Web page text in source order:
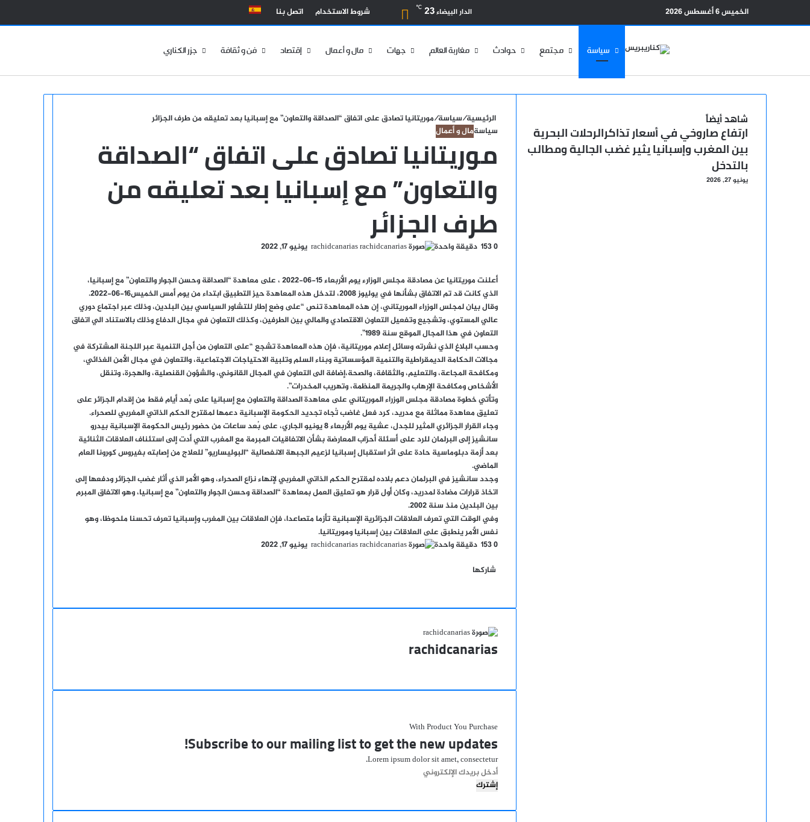
الخميس 6 أغسطس 2026 الدار البيضاء23
℃ بحث عن
شروط الاستخدام اتصل بنا
سياسة مجتمع حوادث مغاربة العالم جهات مال و أعمال إقتصاد فن و ثقافة جزر الكناري
الرئيسية/سياسة/موريتانيا تصادق على اتفاق “الصداقة والتعاون” مع إسبانيا بعد تعليقه من طرف الجزائر
سياسةمال و أعمال
موريتانيا تصادق على اتفاق “الصداقة
والتعاون” مع إسبانيا بعد تعليقه من
طرف الجزائر
rachidcanarias أرسل
يونيو 17, 2022 0
دقيقة واحدة
أعلنت موريتانيا عن مصادقة مجلس الوزارء يوم الأربعاء 15-06-2022 ، على معاهدة “الصداقة وحسن الجوار والتعاون” مع إسبانيا،
الذي كانت قد تم الاتفاق بشأنها في يوليوز 2008، لتدخل هذه المعاهدة حيز التطبيق ابتداء من يوم أمس الخميس16-06-2022.
وقال بيان لمجلس الوزراء الموريتاني، إن هذه المعاهدة تنص “على وضع إطار للتشاور السياسي بين البلدين، وذلك عبر اجتماع دوري
عالي المستوي، وتشجيع وتفعيل التعاون الاقتصادي والمالي بين الطرفين، وكذلك التعاون في مجال الدفاع وذلك بالاستناد الي اتفاق
التعاون في هذا المجال الموقع سنة 1989”.
وحسب البلاغ الذي نشرته وسائل إعلام موريتانية، فإن هذه المعاهدة تشجع “على التعاون من أجل التنمية عبر اللجنة المشتركة في
مجالات الحكامة الديمقراطية والتنمية المؤسساتية وبناء السلم وتلبية الاحتياجات الاجتماعية، والتعاون في مجال الأمن الغذائي،
ومكافحة المجاعة، والتعليم، والثقافة، والصحة،إضافة الى التعاون في المجال القانوني، والشؤون القنصلية، والهجرة، وتنقل
الأشخاص ومكافحة الإرهاب والجريمة المنظمة، وتهريب المخدرات”.
وتأتي خطوة مصادقة مجلس الوزراء الموريتاني على معاهدة الصداقة والتعاون مع إسبانيا على بُعد أيام فقط من إقدام الجزائر على
تعليق معاهدة مماثلة مع مدريد، كرد فعل غاضب تُجاه تجديد الحكومة الإسبانية دعمها لمقترح الحكم الذاتي المغربي للصحراء.
وجاء القرار الجزائري المثير للجدل، عشية يوم الأربعاء 8 يونيو الجاري، على بُعد ساعات من حضور رئيس الحكومة الإسبانية بيدرو
سانشيز إلى البرلمان للرد على أسئلة أحزاب المعارضة بشأن الاتفاقيات المبرمة مع المغرب التي أدت إلى استئناف العلاقات الثنائية
بعد أزمة دبلوماسية حادة على اثر استقبال إسبانيا لزعيم الجبهة الانفصالية “البوليساريو” للعلاج من إصابته بفيروس كورونا العام
الماضي.
وجدد سانشيز في البرلمان دعم بلاده لمقترح الحكم الذاتي المغربي لإنهاء نزاع الصحراء، وهو الأمر الذي أثار غضب الجزائر ودفعها إلى
اتخاذ قرارات مضادة لمدريد، وكان أول قرار هو تعليق العمل بمعاهدة “الصداقة وحسن الجوار والتعاون” مع إسبانيا، وهو الاتفاق المبرم
بين البلدين منذ سنة 2002.
وفي الوقت التي تعرف العلاقات الجزائرية الإسبانية تأزما متصاعدا، فإن العلاقات بين المغرب وإسبانيا تعرف تحسنا ملحوظا، وهو
نفس الأمر ينطبق على العلاقات بين إسبانيا وموريتانيا.
rachidcanarias أرسل
يونيو 17, 2022 0
دقيقة واحدة
شاركها
البريد
rachidcanarias
With Product You Purchase
Subscribe to our mailing list to get the new updates!
Lorem ipsum dolor sit amet, consectetur.
أدخل
بريدك
شاهد أيضاً
إغلاق
ارتفاع صاروخي في أسعار تذاكرالرحلات البحرية
بين المغرب وإسبانيا يثير غضب الجالية ومطالب
بالتدخل
يونيو 27, 2026